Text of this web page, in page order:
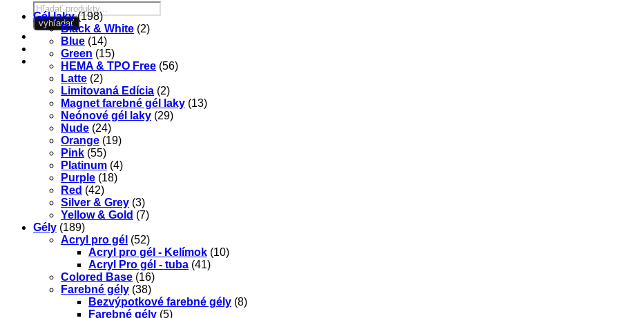
Products
search
vyhľadať
Gél laky (198)
Black & White (2)
Blue (14)
Green (15)
HEMA & TPO Free (56)
Latte (2)
Limitovaná Edícia (2)
Magnet farebné gél laky (13)
Neónové gél laky (29)
Nude (24)
Orange (19)
Pink (55)
Platinum (4)
Purple (18)
Red (42)
Silver & Grey (3)
Yellow & Gold (7)
Gély (189)
Acryl pro gél (52)
Acryl pro gél - Kelímok (10)
Acryl Pro gél - tuba (41)
Colored Base (16)
Farebné gély (38)
Bezvýpotkové farebné gély (8)
Farebné gély (5)